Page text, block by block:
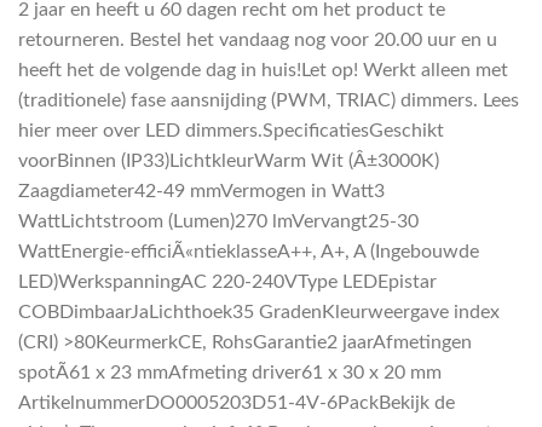
2 jaar en heeft u 60 dagen recht om het product te
retourneren. Bestel het vandaag nog voor 20.00 uur en u
heeft het de volgende dag in huis!Let op! Werkt alleen met
(traditionele) fase aansnijding (PWM, TRIAC) dimmers. Lees
hier meer over LED dimmers.SpecificatiesGeschikt
voorBinnen (IP33)LichtkleurWarm Wit (Â±3000K)
Zaagdiameter42-49 mmVermogen in Watt3
WattLichtstroom (Lumen)270 lmVervangt25-30
WattEnergie-efficiÃ«ntieklasseA++, A+, A (Ingebouwde
LED)WerkspanningAC 220-240VType LEDEpistar
COBDimbaarJaLichthoek35 GradenKleurweergave index
(CRI) >80KeurmerkCE, RohsGarantie2 jaarAfmetingen
spotÃ61 x 23 mmAfmeting driver61 x 30 x 20 mm
ArtikelnummerDO0005203D51-4V-6PackBekijk de